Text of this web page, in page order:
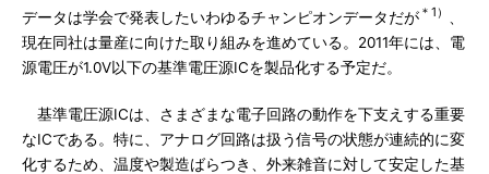
データは学会で発表したいわゆるチャンピオンデータだが ＊1）
現在同社は量産に向けた取り組みを進めている。2011年には、電
源電圧が1.0V以下の基準電圧源ICを製品化する予定だ。
基準電圧源ICは、さまざまな電子回路の動作を下支えする重要
なICである。特に、アナログ回路は扱う信号の状態が連続的に変
化するため、温度や製造ばらつき、外来雑音に対して安定した基